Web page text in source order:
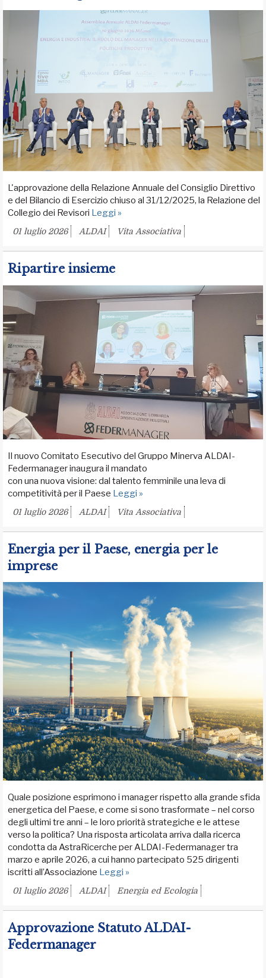
L'approvazione della Relazione Annuale del Consiglio Direttivo
e del Bilancio di Esercizio chiuso al 31/12/2025, la Relazione del
Collegio dei Revisori Leggi »
01 luglio 2026 ALDAI Vita Associativa
Ripartire insieme
Il nuovo Comitato Esecutivo del Gruppo Minerva ALDAI-
Federmanager inaugura il mandato
con una nuova visione: dal talento femminile una leva di
competitività per il Paese Leggi »
01 luglio 2026 ALDAI Vita Associativa
Energia per il Paese, energia per le
imprese
Quale posizione esprimono i manager rispetto alla grande sfida
energetica del Paese, e come si sono trasformate – nel corso
degli ultimi tre anni – le loro priorità strategiche e le attese
verso la politica? Una risposta articolata arriva dalla ricerca
condotta da AstraRicerche per ALDAI-Federmanager tra
marzo e aprile 2026, a cui hanno partecipato 525 dirigenti
iscritti all’Associazione Leggi »
01 luglio 2026 ALDAI Energia ed Ecologia
Approvazione Statuto ALDAI-
Federmanager